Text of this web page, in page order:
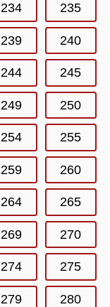
234 235
239 240
244 245
249 250
254 255
259 260
264 265
269 270
274 275
279 280